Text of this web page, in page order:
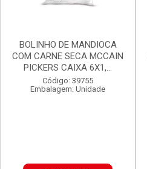
BOLINHO DE MANDIOCA
COM CARNE SECA MCCAIN
PICKERS CAIXA 6X1,...
Código: 39755
Embalagem: Unidade